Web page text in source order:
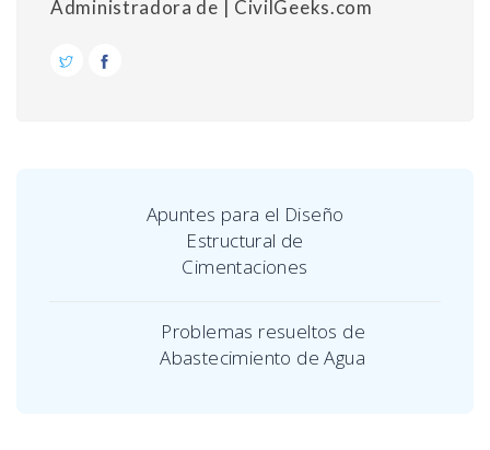
Administradora de | CivilGeeks.com
Apuntes para el Diseño
Estructural de
Cimentaciones
Problemas resueltos de
Abastecimiento de Agua